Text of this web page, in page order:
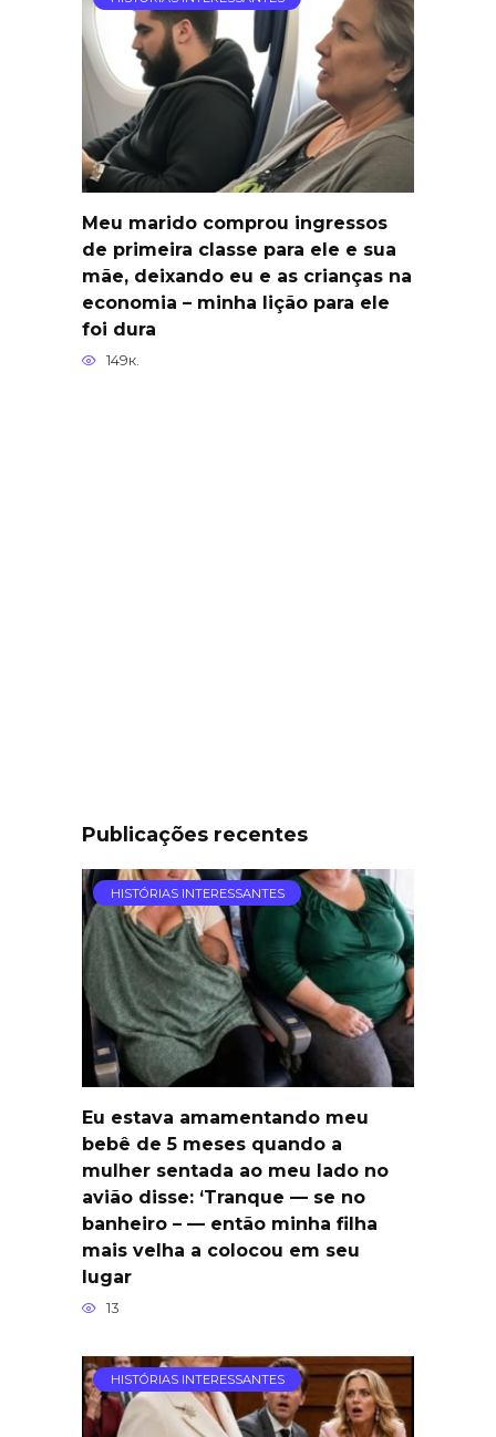
Meu marido comprou ingressos
de primeira classe para ele e sua
mãe, deixando eu e as crianças na
economia – minha lição para ele
foi dura
149к.
Publicações recentes
HISTÓRIAS INTERESSANTES
Eu estava amamentando meu
bebê de 5 meses quando a
mulher sentada ao meu lado no
avião disse: ‘Tranque — se no
banheiro – — então minha filha
mais velha a colocou em seu
lugar
13
HISTÓRIAS INTERESSANTES